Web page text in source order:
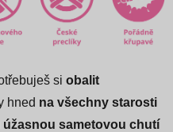
si obalit
hned na všechny starosti
úžasnou sametovou chutí